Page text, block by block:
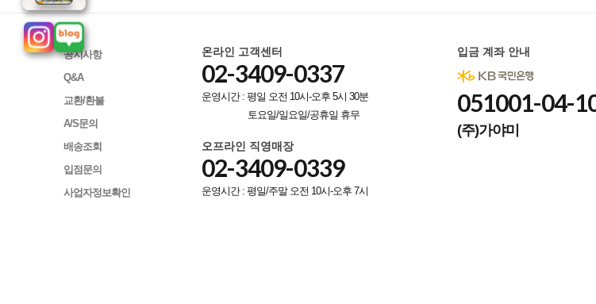
공지사항
Q&A
교환/환불
A/S문의
배송조회
입점문의
사업자정보확인
온라인 고객센터
02-3409-0337
운영시간 : 평일 오전 10시-오후 5시 30분
토요일/일요일/공휴일 휴무
오프라인 직영매장
02-3409-0339
운영시간 : 평일/주말 오전 10시-오후 7시
입금 계좌 안내
051001-04-
(주)가야미